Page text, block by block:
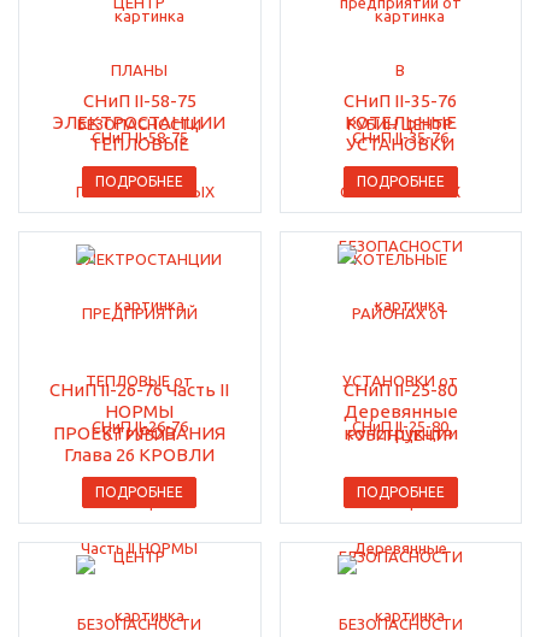
СНиП II-58-75
ЭЛЕКТРОСТАНЦИИ
ТЕПЛОВЫЕ
ПОДРОБНЕЕ
СНиП II-35-76
КОТЕЛЬНЫЕ
УСТАНОВКИ
ПОДРОБНЕЕ
СНиП II-26-76 Часть II
НОРМЫ
ПРОЕКТИРОВАНИЯ
Глава 26 КРОВЛИ
ПОДРОБНЕЕ
СНиП II-25-80
Деревянные
конструкции
ПОДРОБНЕЕ